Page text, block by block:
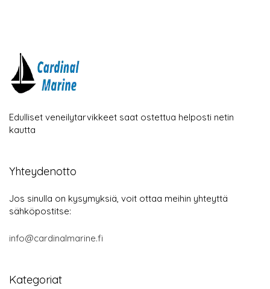
Edulliset veneilytarvikkeet saat ostettua helposti netin
kautta
Yhteydenotto
Jos sinulla on kysymyksiä, voit ottaa meihin yhteyttä
sähköpostitse:
info@cardinalmarine.fi
Kategoriat